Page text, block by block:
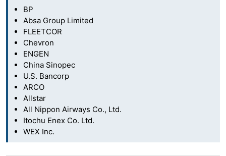
BP
Absa Group Limited
FLEETCOR
Chevron
ENGEN
China Sinopec
U.S. Bancorp
ARCO
Allstar
All Nippon Airways Co., Ltd.
Itochu Enex Co. Ltd.
WEX Inc.